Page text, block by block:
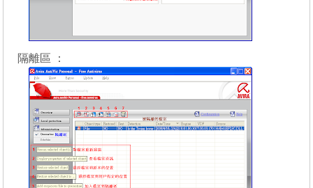
隔離區 ：